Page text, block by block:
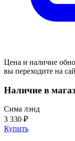
Цена и наличие
вы переходите на
Наличие в
Сима лэнд
3 330 ₽
Купить